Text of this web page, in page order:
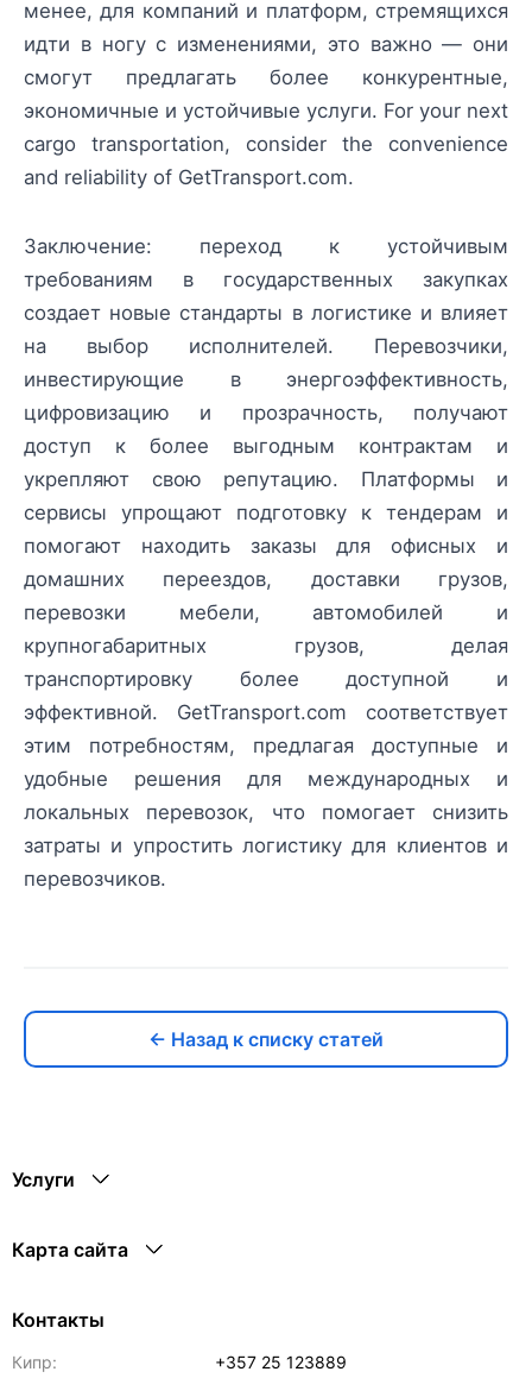
менее, для компаний и платформ, стремящихся
идти в ногу с изменениями, это важно — они
смогут предлагать более конкурентные,
экономичные и устойчивые услуги. For your next
cargo transportation, consider the convenience
and reliability of GetTransport.com.
Заключение: переход к устойчивым
требованиям в государственных закупках
создает новые стандарты в логистике и влияет
на выбор исполнителей. Перевозчики,
инвестирующие в энергоэффективность,
цифровизацию и прозрачность, получают
доступ к более выгодным контрактам и
укрепляют свою репутацию. Платформы и
сервисы упрощают подготовку к тендерам и
помогают находить заказы для офисных и
домашних переездов, доставки грузов,
перевозки мебели, автомобилей и
крупногабаритных грузов, делая
транспортировку более доступной и
эффективной. GetTransport.com соответствует
этим потребностям, предлагая доступные и
удобные решения для международных и
локальных перевозок, что помогает снизить
затраты и упростить логистику для клиентов и
перевозчиков.
← Назад к списку статей
Услуги
Карта сайта
Контакты
Кипр:
+357 25 123889